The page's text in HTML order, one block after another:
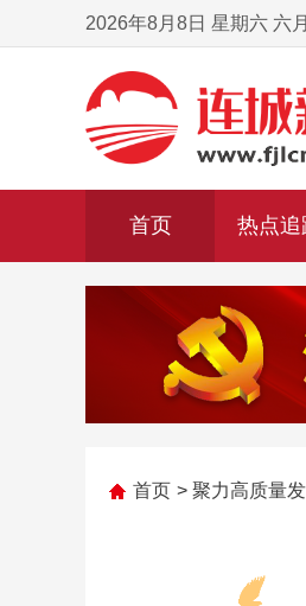
2026年8月8日 星期六 六
首页 热点追
首页 > 聚力高质量